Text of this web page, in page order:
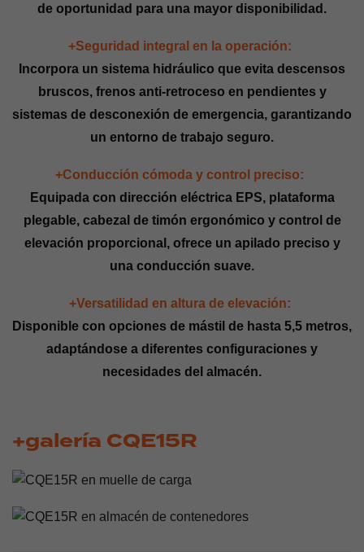
de oportunidad para una mayor disponibilidad.
+Seguridad integral en la operación:
Incorpora un sistema hidráulico que evita descensos
bruscos, frenos anti-retroceso en pendientes y
sistemas de desconexión de emergencia, garantizando
un entorno de trabajo seguro.
+Conducción cómoda y control preciso:
Equipada con dirección eléctrica EPS, plataforma
plegable, cabezal de timón ergonómico y control de
elevación proporcional, ofrece un apilado preciso y
una conducción suave.
+Versatilidad en altura de elevación:
Disponible con opciones de mástil de hasta 5,5 metros,
adaptándose a diferentes configuraciones y
necesidades del almacén.
+galería CQE15R